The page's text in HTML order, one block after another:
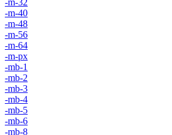
-m-40
-m-48
-m-56
-m-64
-m-px
-mb-1
-mb-2
-mb-3
-mb-4
-mb-5
-mb-6
-mb-8